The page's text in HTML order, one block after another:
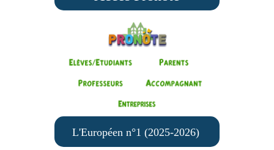
L'Européen n°1 (2025-2026)